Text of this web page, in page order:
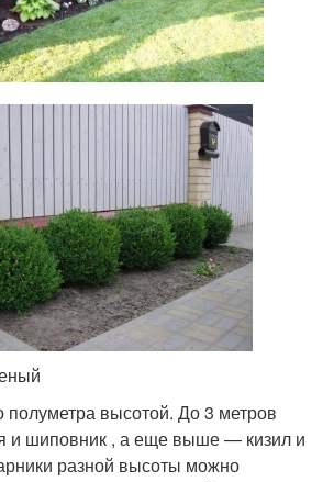
высотой. До 3 метров
и шиповник , а еще выше — кизил и
разной высоты можно